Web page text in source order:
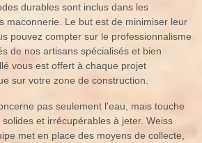
durables sont inclus dans les
maconnerie. Le but est de minimiser leur
pouvez compter sur le professionnalisme
de nos artisans spécialisés et bien
vous est offert à chaque projet
sur votre zone de construction.
pas seulement l'eau, mais touche
et irrécupérables à jeter. Weiss
met en place des moyens de collecte,